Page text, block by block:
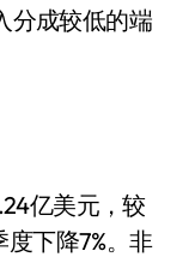
分成较低的端
亿美元，较
下降7%。非